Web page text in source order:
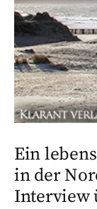
Ein
in der
Interview